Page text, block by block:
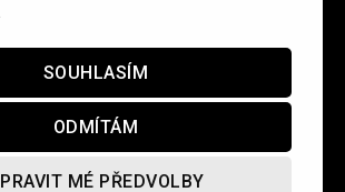
SOUHLASÍM
ODMÍTÁM
MÉ PŘEDVOLBY